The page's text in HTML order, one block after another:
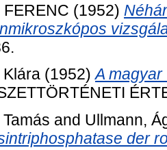
FERENC (1952)
(1952)A magyar
and Ullmann,
der